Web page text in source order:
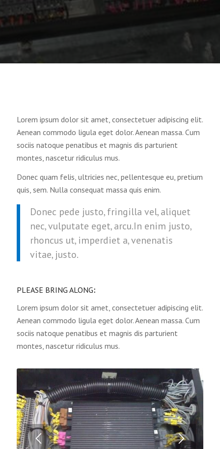
Lorem ipsum dolor sit amet, consectetuer adipiscing elit.
Aenean commodo ligula eget dolor. Aenean massa. Cum
sociis natoque penatibus et magnis dis parturient
montes, nascetur ridiculus mus.
Donec quam felis, ultricies nec, pellentesque eu, pretium
quis, sem. Nulla consequat massa quis enim.
Donec pede justo, fringilla vel, aliquet
nec, vulputate eget, arcu.In enim justo,
rhoncus ut, imperdiet a, venenatis
vitae, justo.
PLEASE BRING ALONG:
Lorem ipsum dolor sit amet, consectetuer adipiscing elit.
Aenean commodo ligula eget dolor. Aenean massa. Cum
sociis natoque penatibus et magnis dis parturient
montes, nascetur ridiculus mus.